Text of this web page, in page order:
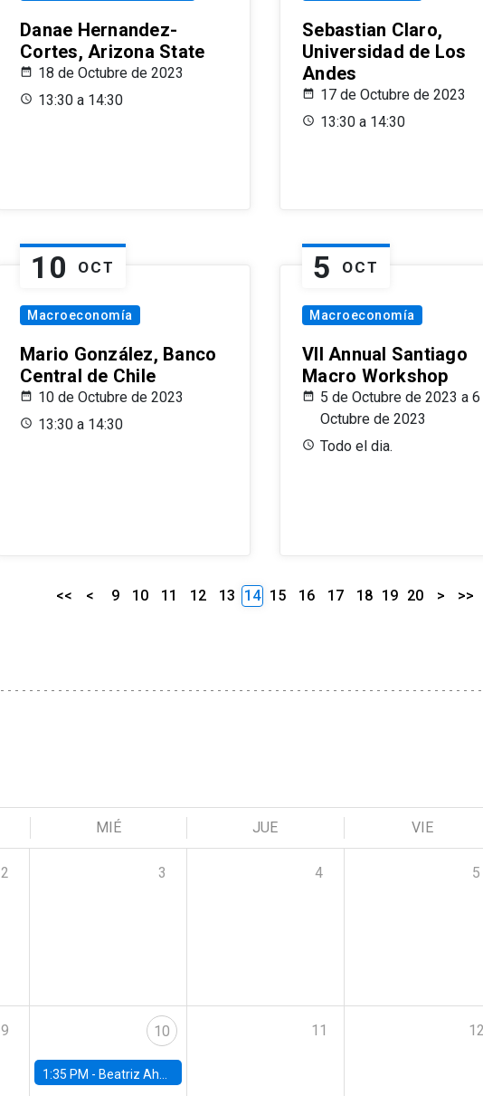
Danae Hernandez-
Cortes, Arizona State
18 de Octubre de 2023
13:30 a 14:30
Sebastian Claro,
Universidad de Los
Andes
17 de Octubre de 2023
13:30 a 14:30
10 OCT
Macroeconomía
Mario González, Banco
Central de Chile
10 de Octubre de 2023
13:30 a 14:30
5 OCT
Macroeconomía
VII Annual Santiago
Macro Workshop
5 de Octubre de 2023 a
Octubre de 2023
Todo el dia.
<< < 9 10 11 12 13 14 15 16 17 18 19 20 > >>
MIÉ JUE VIE
2 3 4 5
9 10
1:35 PM - Beatriz Ahumada, PhD candidate, Universidad de Pittsburgh
11 12